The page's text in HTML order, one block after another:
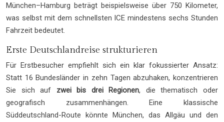
München–Hamburg beträgt beispielsweise über 750 Kilometer,
was selbst mit dem schnellsten ICE mindestens sechs Stunden
Fahrzeit bedeutet.
Erste Deutschlandreise strukturieren
Für Erstbesucher empfiehlt sich ein klar fokussierter Ansatz:
Statt 16 Bundesländer in zehn Tagen abzuhaken, konzentrieren
Sie sich auf zwei bis drei Regionen, die thematisch oder
geografisch zusammenhängen. Eine klassische
Süddeutschland-Route könnte München, das Allgäu und den